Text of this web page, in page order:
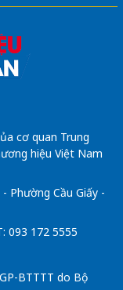
cơ quan Trung
hiệu Việt Nam
Phường Cầu Giấy -
093 172 5555
BTTTT do Bộ